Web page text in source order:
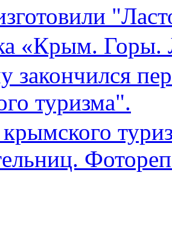
«Крым.
закончился
туризма".